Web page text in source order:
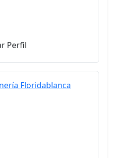
Perfil
Floridablanca